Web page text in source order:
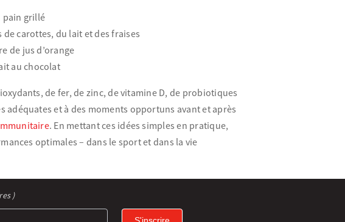
pain grillé
carottes, du lait et des fraises
de jus d’orange
au chocolat
de fer, de zinc, de vitamine D, de probiotiques
et à des moments opportuns avant et après
. En mettant ces idées simples en pratique,
optimales – dans le sport et dans la vie
)